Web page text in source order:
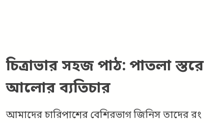
চিত্রাভার সহজ পাঠ: পাতলা স্তরে
আলোর ব্যতিচার
আমাদের চারিপাশের বেশিরভাগ জিনিস তাদের রং